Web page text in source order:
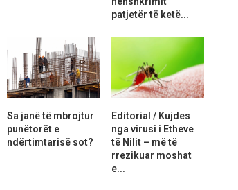
patjetër të ketë...
Sa janë të mbrojtur
punëtorët e
ndërtimtarisë sot?
Editorial / Kujdes
nga virusi i Etheve
të Nilit – më të
rrezikuar moshat
e...